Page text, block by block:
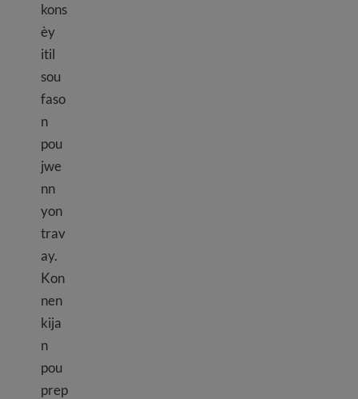
kons
èy
itil
sou
faso
n
pou
jwe
nn
yon
trav
ay.
Kon
nen
kija
n
pou
prep